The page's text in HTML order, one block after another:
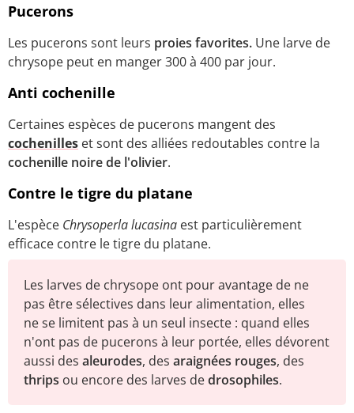
Pucerons
Les pucerons sont leurs proies favorites. Une larve de
chrysope peut en manger 300 à 400 par jour.
Anti cochenille
Certaines espèces de pucerons mangent des
cochenilles et sont des alliées redoutables contre la
cochenille noire de l'olivier.
Contre le tigre du platane
L'espèce Chrysoperla lucasina est particulièrement
efficace contre le tigre du platane.
Les larves de chrysope ont pour avantage de ne
pas être sélectives dans leur alimentation, elles
ne se limitent pas à un seul insecte : quand elles
n'ont pas de pucerons à leur portée, elles dévorent
aussi des aleurodes, des araignées rouges, des
thrips ou encore des larves dedrosophiles.